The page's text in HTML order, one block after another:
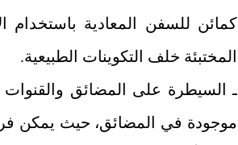
كمائن للسفن المعادية باستخدام
المختبئة خلف التكوينات الطبيعية.
ـ السيطرة على المضائق والقنوات
موجودة في المضائق، حيث يمكن